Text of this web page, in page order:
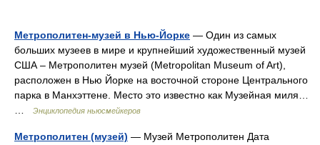
Метрополитен-музей в Нью-Йорке — Один из самых
больших музеев в мире и крупнейший художественный музей
США – Метрополитен музей (Metropolitan Museum of Art),
расположен в Нью Йорке на восточной стороне Центрального
парка в Манхэттене. Место это известно как Музейная миля…
Энциклопедия ньюсмейкеров
Метрополитен (музей) — Музей Метрополитен Дата